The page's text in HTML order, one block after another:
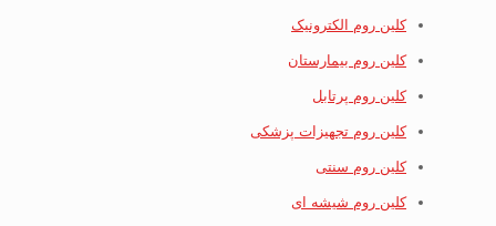
کلین روم الکترونیک
کلین روم بیمارستان
کلین روم پرتابل
کلین روم تجهیزات پزشکی
کلین روم سنتی
کلین روم شیشه ای